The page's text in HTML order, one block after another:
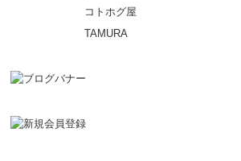
コトホグ屋
TAMURA